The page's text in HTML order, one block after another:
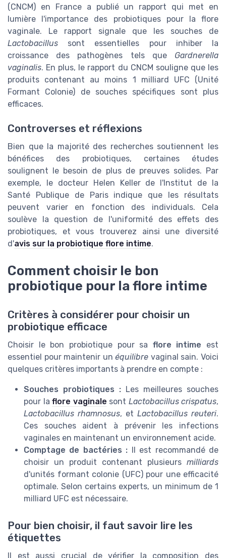
(CNCM) en France a publié un rapport qui met en
lumière l'importance des probiotiques pour la flore
vaginale. Le rapport signale que les souches de
Lactobacillus sont essentielles pour inhiber la
croissance des pathogènes tels que Gardnerella
vaginalis. En plus, le rapport du CNCM souligne que les
produits contenant au moins 1 milliard UFC (Unité
Formant Colonie) de souches spécifiques sont plus
efficaces.
Controverses et réflexions
Bien que la majorité des recherches soutiennent les
bénéfices des probiotiques, certaines études
soulignent le besoin de plus de preuves solides. Par
exemple, le docteur Helen Keller de l'Institut de la
Santé Publique de Paris indique que les résultats
peuvent varier en fonction des individuals. Cela
soulève la question de l'uniformité des effets des
probiotiques, et vous trouverez ainsi une diversité
d'avis sur la probiotique flore intime.
Comment choisir le bon
probiotique pour la flore intime
Critères à considérer pour choisir un
probiotique efficace
Choisir le bon probiotique pour sa flore intime est
essentiel pour maintenir unéquilibre vaginal sain. Voici
quelques critères importants à prendre en compte :
Souches probiotiques : Les meilleures souches
pour la flore vaginale sont Lactobacillus crispatus,
Lactobacillus rhamnosus, et Lactobacillus reuteri.
Ces souches aident à prévenir les infections
vaginales en maintenant un environnement acide.
Comptage de bactéries : Il est recommandé de
choisir un produit contenant plusieurs milliards
d'unités formant colonie (UFC) pour une efficacité
optimale. Selon certains experts, un minimum de 1
milliard UFC est nécessaire.
Pour bien choisir, il faut savoir lire les
étiquettes
Il est aussi crucial de vérifier la composition des